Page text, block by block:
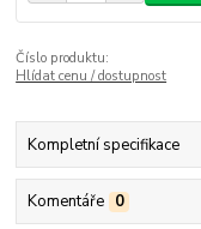
Číslo produktu:
Hlídat cenu / dostupnost
Kompletní specifikace
Komentáře 0